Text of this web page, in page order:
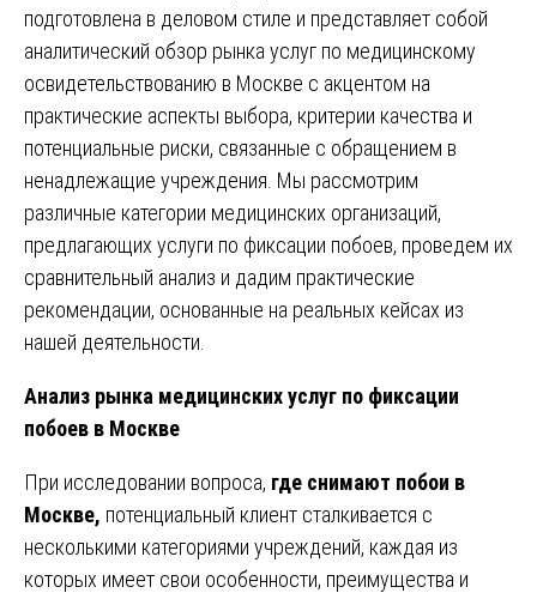
подготовлена в деловом стиле и представляет собой
аналитический обзор рынка услуг по медицинскому
освидетельствованию в Москве с акцентом на
практические аспекты выбора, критерии качества и
потенциальные риски, связанные с обращением в
ненадлежащие учреждения. Мы рассмотрим
различные категории медицинских организаций,
предлагающих услуги по фиксации побоев, проведем их
сравнительный анализ и дадим практические
рекомендации, основанные на реальных кейсах из
нашей деятельности.
Анализ рынка медицинских услуг по фиксации
побоев в Москве
При исследовании вопроса, где снимают побои в
Москве, потенциальный клиент сталкивается с
несколькими категориями учреждений, каждая из
которых имеет свои особенности, преимущества и